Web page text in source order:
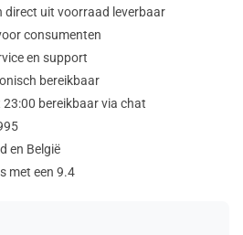
direct uit voorraad leverbaar
consumenten
en support
bereikbaar
bereikbaar via chat
en België
met een 9.4